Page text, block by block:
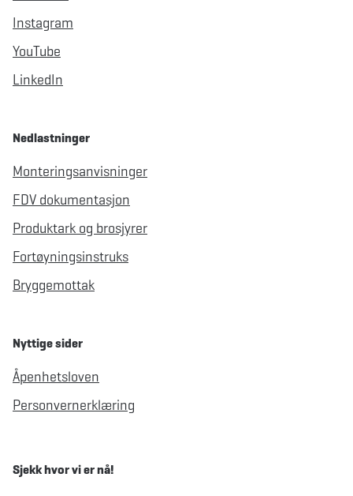
Instagram
YouTube
LinkedIn
Nedlastninger
Monteringsanvisninger
FDV dokumentasjon
Produktark og brosjyrer
Fortøyningsinstruks
Bryggemottak
Nyttige sider
Åpenhetsloven
Personvernerklæring
Sjekk hvor vi er nå!